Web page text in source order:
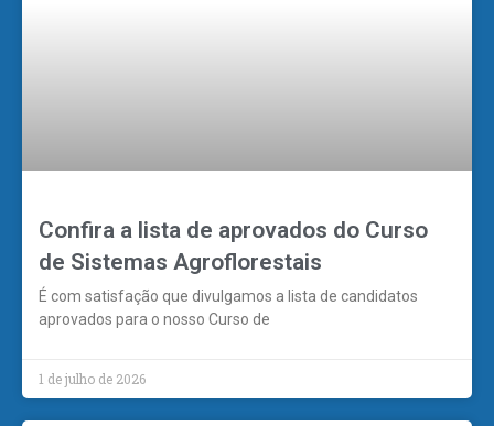
Confira a lista de aprovados do Curso
de Sistemas Agroflorestais
É com satisfação que divulgamos a lista de candidatos
aprovados para o nosso Curso de
1 de julho de 2026